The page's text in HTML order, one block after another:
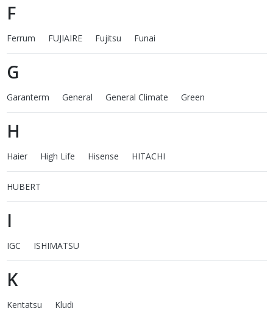
F
Ferrum FUJIAIRE Fujitsu Funai
G
Garanterm General General Climate Green
H
Haier High Life Hisense HITACHI
HUBERT
I
IGC ISHIMATSU
K
Kentatsu Kludi